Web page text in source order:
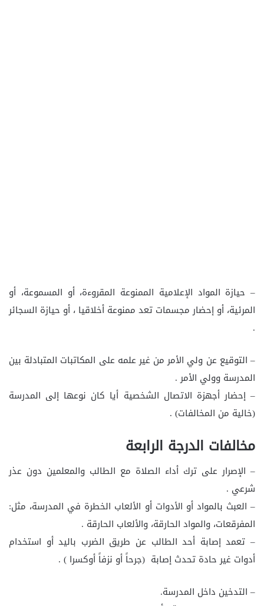
– حيازة المواد الإعلامية الممنوعة المقروءة، أو المسموعة، أو
المرئية، أو إحضار مجسمات تعد ممنوعة أخلاقيا ، أو حيازة السجائر
.
– التوقيع عن ولي الأمر من غير علمه على المكاتبات المتبادلة بين
المدرسة وولي الأمر .
– إحضار أجهزة الاتصال الشخصية أيا كان نوعها إلى المدرسة
(خالية من المخالفات) .
مخالفات الدرجة الرابعة
– الإصرار على ترك أداء الصلاة مع الطالب والمعلمين دون عذر
شرعي .
– العبث بالمواد أو الأدوات أو الألعاب الخطرة في المدرسة، مثل:
المفرقعات، والمواد الحارقة، والألعاب الحارقة .
– تعمد إصابة أحد الطالب عن طريق الضرب باليد أو استخدام
أدوات غير حادة تحدث إصابة (جرحاً أو نزفاً أوكسرا ) .
– التدخين داخل المدرسة.